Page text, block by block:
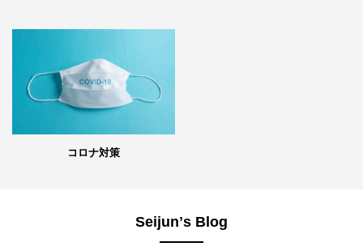
コロナ対策
Seijunʼs Blog